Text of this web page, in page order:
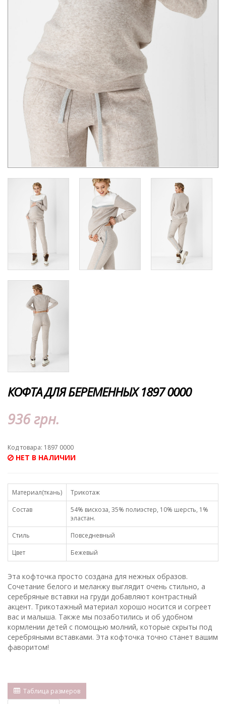
КОФТА ДЛЯ БЕРЕМЕННЫХ 1897 0000
936 грн.
Код товара: 1897 0000
НЕТ В НАЛИЧИИ
Материал(ткань)
Трикотаж
Состав
54% вискоза, 35% полиэстер, 10% шерсть, 1%
эластан.
Стиль
Повседневный
Цвет
Бежевый
Эта кофточка просто создана для нежных образов.
Сочетание белого и меланжу выглядит очень стильно, а
серебряные вставки на груди добавляют контрастный
акцент. Трикотажный материал хорошо носится и согреет
вас и малыша. Также мы позаботились и об удобном
кормлении детей с помощью молний, ​​которые скрыты под
серебряными вставками. Эта кофточка точно станет вашим
фаворитом!
Таблица размеров